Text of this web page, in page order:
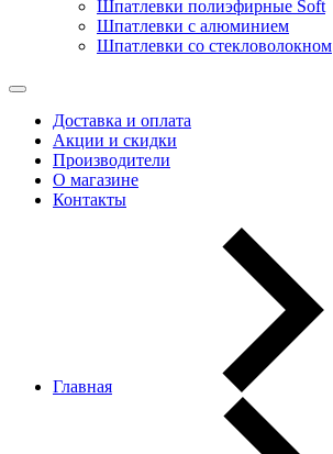
Шпатлевки полиэфирные Soft
Шпатлевки с алюминием
Шпатлевки со стекловолокном
Доставка и оплата
Акции и скидки
Производители
О магазине
Контакты
Главная